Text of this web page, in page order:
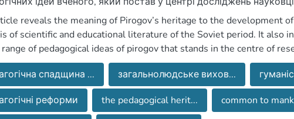
увагу на інтерпретації дослідниками авторських ідей
відповідно до існуючих освітніх та суспільних норм
reveals the meaning of Pirogov’s heritage to the development
of scientific and educational literature of the Soviet period. It also
of pedagogical ideas of pirogov that stands in the centre of
is paid to the interpretation of the authors’ ideas of the scientist
work according to the existing educational and social norms of that
спадщина ... загальнолюдське вихов...
реформи
the pedagogical herit...
common to